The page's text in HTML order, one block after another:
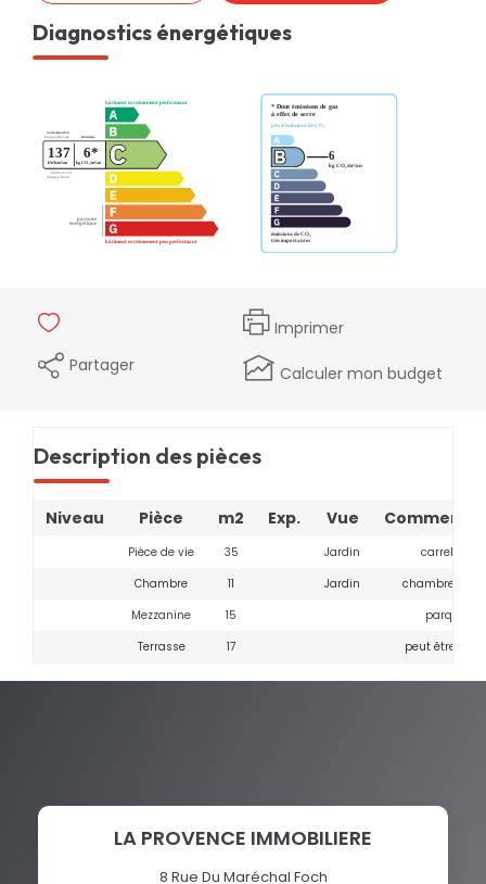
Diagnostics énergétiques
Imprimer
Partager
Calculer mon budget
Description des pièces
Niveau Pièce m2 Exp. Vue
Pièce de vie 35 Jardin
carrelage
Chambre
11 Jardin
chambre et
Mezzanine
15
parquet
Terrasse
17 peut être
LA PROVENCE IMMOBILIERE
8 Rue Du Maréchal Foch